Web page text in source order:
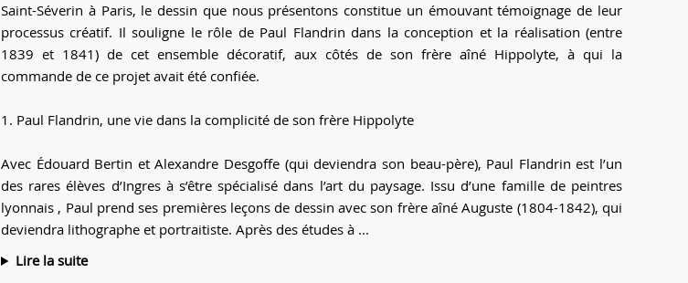
Saint-Séverin à Paris, le dessin que nous présentons constitue un émouvant témoignage de leur
processus créatif. Il souligne le rôle de Paul Flandrin dans la conception et la réalisation (entre
1839 et 1841) de cet ensemble décoratif, aux côtés de son frère aîné Hippolyte, à qui la
commande de ce projet avait été confiée.
1. Paul Flandrin, une vie dans la complicité de son frère Hippolyte
Avec Édouard Bertin et Alexandre Desgoffe (qui deviendra son beau-père), Paul Flandrin est l’un
des rares élèves d’Ingres à s’être spécialisé dans l’art du paysage. Issu d’une famille de peintres
lyonnais , Paul prend ses premières leçons de dessin avec son frère aîné Auguste (1804-1842), qui
deviendra lithographe et portraitiste. Après des études à ...
Lire la suite